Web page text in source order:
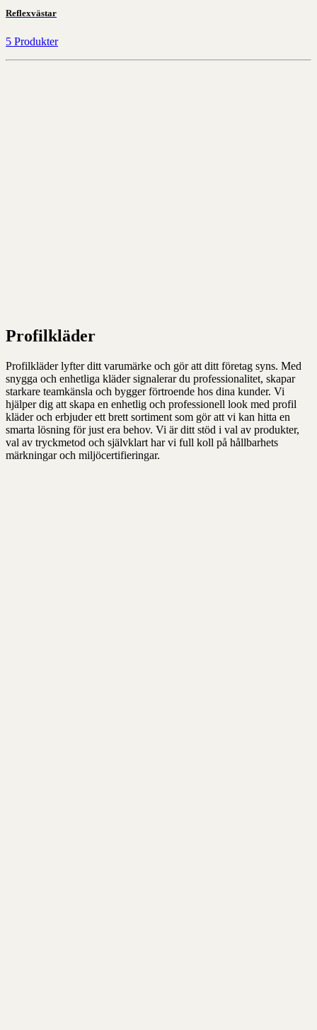
Reflexvästar
5 Produkter
Profilkläder
Profilkläder lyfter ditt varumärke och gör att ditt företag syns. Med
snygga och enhetliga kläder signalerar du professionalitet, skapar
starkare teamkänsla och bygger förtroende hos dina kunder. Vi
hjälper dig att skapa en enhetlig och professionell look med profil
kläder och erbjuder ett brett sortiment som gör att vi kan hitta en
smarta lösning för just era behov. Vi är ditt stöd i val av produkter,
val av tryckmetod och självklart har vi full koll på hållbarhets
märkningar och miljöcertifieringar.